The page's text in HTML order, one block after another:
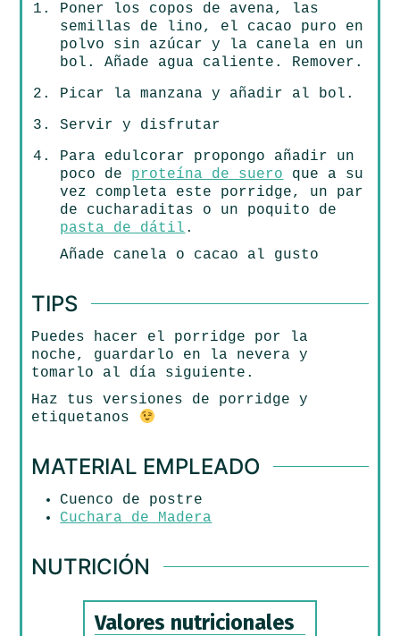
Poner los copos de avena, las
semillas de lino, el cacao puro en
polvo sin azúcar y la canela en un
bol. Añade agua caliente. Remover.
Picar la manzana y añadir al bol.
Servir y disfrutar
Para edulcorar propongo añadir un
poco de proteína de suero que a su
vez completa este porridge, un par
de cucharaditas o un poquito de
pasta de dátil .
Añade canela o cacao al gusto
TIPS
Puedes hacer el porridge por la
noche, guardarlo en la nevera y
tomarlo al día siguiente.
Haz tus versiones de porridge y
etiquetanos
MATERIAL EMPLEADO
Cuenco de postre
Cuchara de Madera
NUTRICIÓN
Valores nutricionales